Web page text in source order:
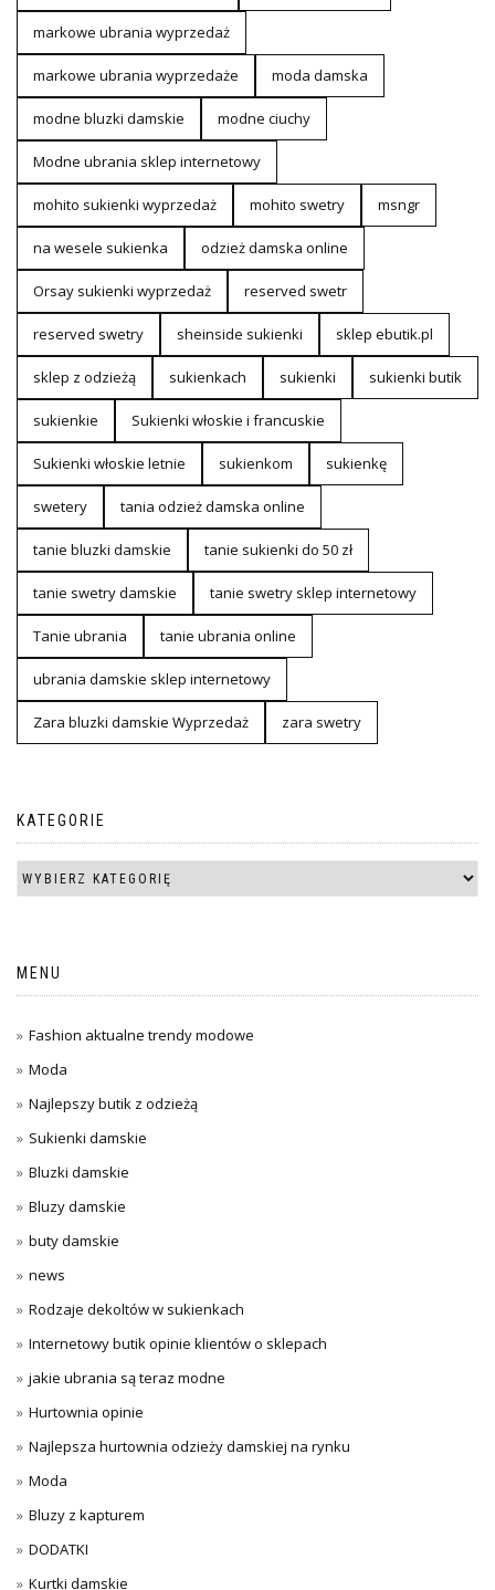
markowe ubrania wyprzedaż
markowe ubrania wyprzedaże moda damska
modne bluzki damskie modne ciuchy
Modne ubrania sklep internetowy
mohito sukienki wyprzedaż mohito swetry msngr
na wesele sukienka odzież damska online
Orsay sukienki wyprzedaż reserved swetr
reserved swetry sheinside sukienki sklep ebutik.pl
sklep z odzieżą sukienkach sukienki sukienki butik
sukienkie Sukienki włoskie i francuskie
Sukienki włoskie letnie sukienkom sukienkę
swetery tania odzież damska online
tanie bluzki damskie tanie sukienki do 50 zł
tanie swetry damskie tanie swetry sklep internetowy
Tanie ubrania tanie ubrania online
ubrania damskie sklep internetowy
Zara bluzki damskie Wyprzedaż zara swetry
KATEGORIE
MENU
Fashion aktualne trendy modowe
Moda
Najlepszy butik z odzieżą
Sukienki damskie
Bluzki damskie
Bluzy damskie
buty damskie
news
Rodzaje dekoltów w sukienkach
Internetowy butik opinie klientów o sklepach
jakie ubrania są teraz modne
Hurtownia opinie
Najlepsza hurtownia odzieży damskiej na rynku
Moda
Bluzy z kapturem
DODATKI
Kurtki damskie